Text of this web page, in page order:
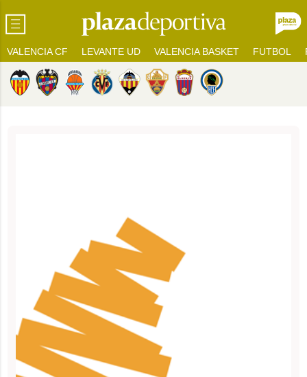
VALENCIA CF LEVANTE UD VALENCIA BASKET FUTBOL